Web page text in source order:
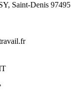
Saint-Denis 97495